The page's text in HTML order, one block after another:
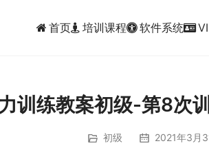
首页 培训课程 软件系统
训练教案初级-第8次
初级 2021年3月